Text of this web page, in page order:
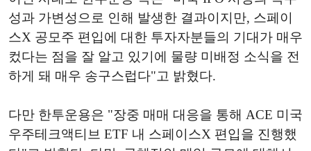
성과 가변성으로 인해 발생한 결과이지만, 스페이
스X 공모주 편입에 대한 투자자분들의 기대가 매우
컸다는 점을 잘 알고 있기에 물량 미배정 소식을 전
하게 돼 매우 송구스럽다"고 밝혔다.
다만 한투운용은 "장중 매매 대응을 통해 ACE 미국
우주테크액티브 ETF 내 스페이스X 편입을 진행했